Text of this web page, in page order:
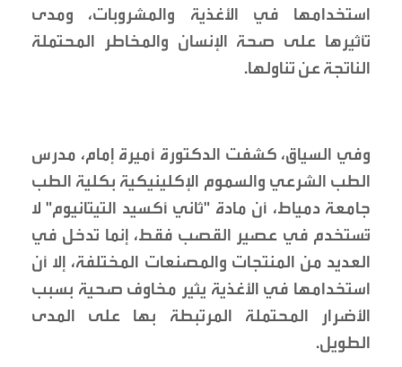
استخدامها في الأغذية والمشروبات، ومدى
تأثيرها على صحة الإنسان والمخاطر المحتملة
الناتجة عن تناولها.
وفي السياق، كشفت الدكتورة أميرة إمام، مدرس
الطب الشرعي والسموم الإكلينيكية بكلية الطب
جامعة دمياط، أن مادة "ثاني أكسيد التيتانيوم" لا
تُستخدم في عصير القصب فقط، إنما تدخل في
العديد من المنتجات والمصنعات المختلفة، إلا أن
استخدامها في الأغذية يثير مخاوف صحية بسبب
الأضرار المحتملة المرتبطة بها على المدى
الطويل.